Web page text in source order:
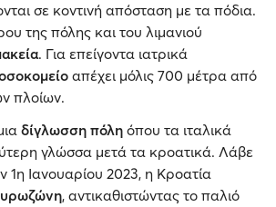
σε κοντινή απόσταση με τα πόδια.
της πόλης και του λιμανιού
. Για επείγοντα ιατρικά
απέχει μόλις 700 μέτρα από
πλοίων.
δίγλωσση πόλη όπου τα ιταλικά
γλώσσα μετά τα κροατικά. Λάβε
1η Ιανουαρίου 2023, η Κροατία
, αντικαθιστώντας το παλιό